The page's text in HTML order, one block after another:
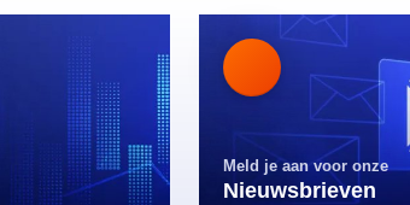
Meld je aan voor onze
Nieuwsbrieven